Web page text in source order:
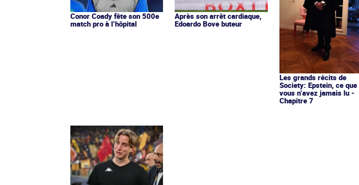
Conor Coady fête son 500e
match pro à l’hôpital
Après son arrêt cardiaque,
Edoardo Bove buteur
Les grands récits de
Society: Epstein, ce que
vous n’avez jamais lu -
Chapitre 7